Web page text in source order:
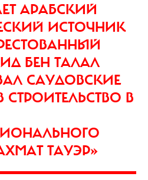
АРАБСКИЙ
ИСТОЧНИК
БЕН ТАЛАЛ
САУДОВСКИЕ
В
ТАУЭР»